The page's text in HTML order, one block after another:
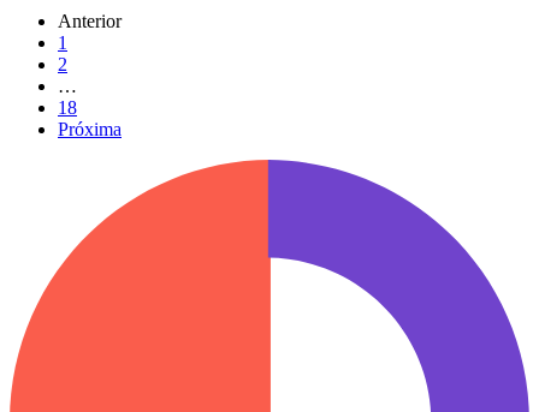
Anterior
1
2
…
18
Próxima